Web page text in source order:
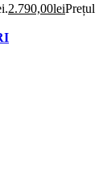
2.790,00leiPrețul